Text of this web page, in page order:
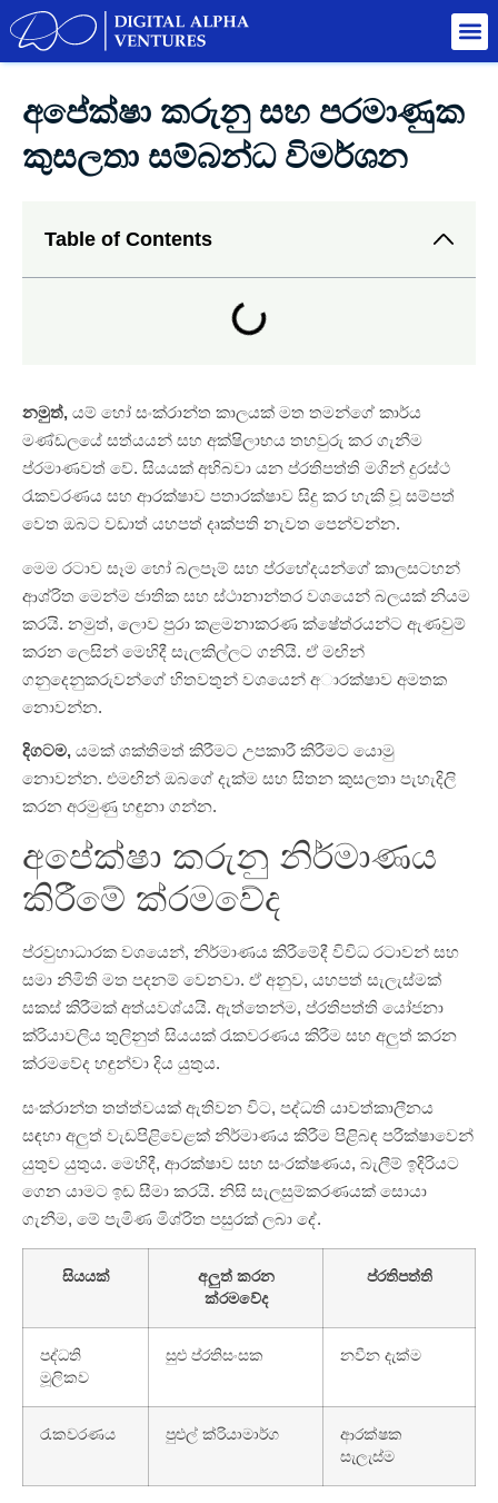
අපේක්ෂා කරුනු සහ පරමාණුක
කුසලතා සම්බන්ධ විමර්ශන
Table of Contents
නමුත්, යම් හෝ සංක්රාන්ත කාලයක් මත තමන්ගේ කාර්ය
මණ්ඩලයේ සත්යයන් සහ අක්ෂිලාභය තහවුරු කර ගැනීම
ප්රමාණවත් වේ. සියයක් අභිබවා යන ප්රතිපත්ති මගින් දුරස්ථ
රැකවරණය සහ ආරක්ෂාව පතාරක්ෂාව සිදු කර හැකි වූ සම්පත්
වෙත ඔබට වඩාත් යහපත් දෘක්පති නැවත පෙන්වන්න.
මෙම රටාව සෑම හෝ බලපෑම් සහ ප්රභේදයන්ගේ කාලසටහන්
ආශ්රිත මෙන්ම ජාතික සහ ස්ථානාන්තර වශයෙන් බලයක් නියම
කරයි. නමුත්, ලොව පුරා කළමනාකරණ ක්ෂේත්රයන්ට ඇණවුම්
කරන ලෙසින් මෙහිදී සැලකිල්ලට ගනියි. ඒ මඟින්
ගනුදෙනුකරුවන්ගේ හිතවතුන් වශයෙන් අාරක්ෂාව අමතක
නොවන්න.
දිගටම, යමක් ශක්තිමත් කිරීමට උපකාරී කිරීමට යොමු
නොවන්න. එමඟින් ඔබගේ දැක්ම සහ සිතන කුසලතා පැහැදිලි
කරන අරමුණු හඳුනා ගන්න.
අපේක්ෂා කරුනු නිර්මාණය
කිරීමේ ක්රමවේද
ප්රවුහාධාරක වශයෙන්, නිර්මාණය කිරීමේදී විවිධ රටාවන් සහ
සමා නිමිති මත පදනම් වෙනවා. ඒ අනුව, යහපත් සැලැස්මක්
සකස් කිරීමක් අත්යවශ්යයි. ඇත්තෙන්ම, ප්රතිපත්ති යෝජනා
ක්රියාවලිය තුලිනුත් සියයක් රැකවරණය කිරීම සහ අලුත් කරන
ක්රමවේද හඳුන්වා දිය යුතුය.
සංක්රාන්ත තත්ත්වයක් ඇතිවන විට, පද්ධති යාවත්කාලීනය
සඳහා අලුත් වැඩපිළිවෙළක් නිර්මාණය කිරීම පිළිබඳ පරීක්ෂාවෙන්
යුතුව යුතුය. මෙහිදී, ආරක්ෂාව සහ සංරක්ෂණය, බැලීම් ඉදිරියට
ගෙන යාමට ඉඩ සීමා කරයි. නිසි සැලසුම්කරණයක් සොයා
ගැනීම, මේ පැමිණ මිශ්රිත පසුරක් ලබා දේ.
සියයක්
අලුත් කරන
ක්රමවේද
ප්රතිපත්ති
පද්ධති
මූලිකව
සුළු ප්රතිසංසක නවීන දැක්ම
රැකවරණය පුළුල් ක්රියාමාර්ග
ආරක්ෂක
සැලැස්ම